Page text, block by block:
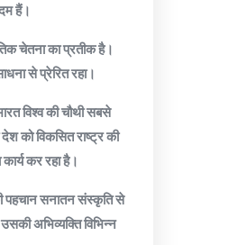
हैं।
चेतना का प्रतीक है।
से प्रेरित रहा।
विश्व की चौथी सबसे
को विकसित राष्ट्र की
कर रहा है।
पहचान सनातन संस्कृति से
अभिव्यक्ति विभिन्न